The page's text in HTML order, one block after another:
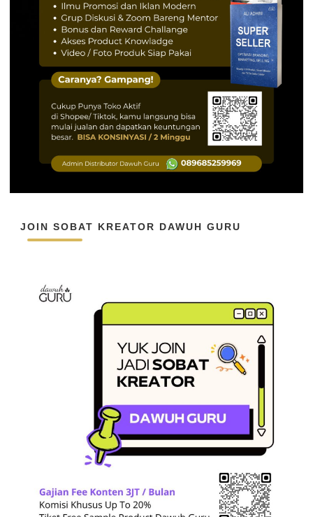
JOIN SOBAT KREATOR DAWUH GURU